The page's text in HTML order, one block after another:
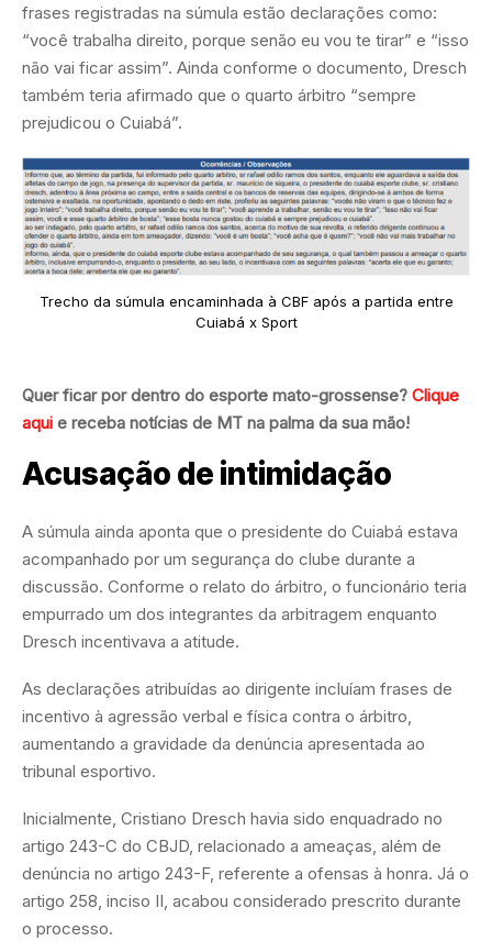
frases registradas na súmula estão declarações como:
“você trabalha direito, porque senão eu vou te tirar” e “isso
não vai ficar assim”. Ainda conforme o documento, Dresch
também teria afirmado que o quarto árbitro “sempre
prejudicou o Cuiabá”.
Trecho da súmula encaminhada à CBF após a partida entre
Cuiabá x Sport
Quer ficar por dentro do esporte mato-grossense? Clique
aqui e receba notícias de MT na palma da sua mão!
Acusação de intimidação
A súmula ainda aponta que o presidente do Cuiabá estava
acompanhado por um segurança do clube durante a
discussão. Conforme o relato do árbitro, o funcionário teria
empurrado um dos integrantes da arbitragem enquanto
Dresch incentivava a atitude.
As declarações atribuídas ao dirigente incluíam frases de
incentivo à agressão verbal e física contra o árbitro,
aumentando a gravidade da denúncia apresentada ao
tribunal esportivo.
Inicialmente, Cristiano Dresch havia sido enquadrado no
artigo 243-C do CBJD, relacionado a ameaças, além de
denúncia no artigo 243-F, referente a ofensas à honra. Já o
artigo 258, inciso II, acabou considerado prescrito durante
o processo.